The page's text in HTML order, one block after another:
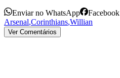
Enviar no WhatsApp Facebook
Arsenal,Corinthians,Willian
Ver Comentários